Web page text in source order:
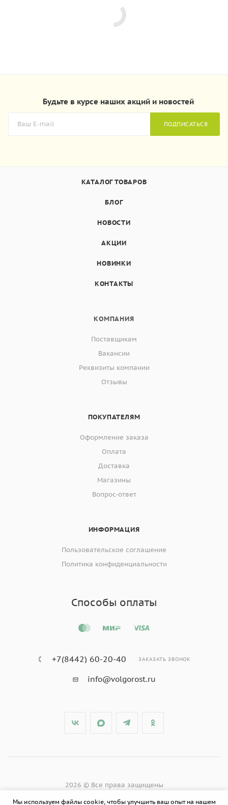
Будьте в курсе наших акций и новостей
ПОДПИСАТЬСЯ
КАТАЛОГ ТОВАРОВ
БЛОГ
НОВОСТИ
АКЦИИ
НОВИНКИ
КОНТАКТЫ
КОМПАНИЯ
Поставщикам
Вакансии
Реквизиты компании
Отзывы
ПОКУПАТЕЛЯМ
Оформление заказа
Оплата
Доставка
Магазины
Вопрос-ответ
ИНФОРМАЦИЯ
Пользовательское соглашение
Политика конфиденциальности
Способы оплаты
+7(8442) 60-20-40 ЗАКАЗАТЬ ЗВОНОК
info@volgorost.ru
2026 © Все права защищены
Мы используем файлы cookie, чтобы улучшить ваш опыт на нашем